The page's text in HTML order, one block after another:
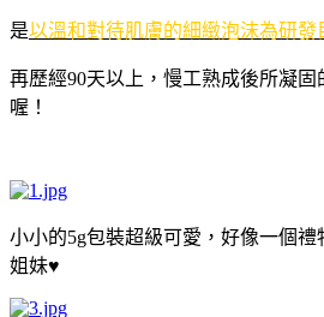
是以溫和對待肌膚的細緻泡沫為研發
再歷經90天以上，慢工熟成後所凝固
喔！
小小的5g包裝超級可愛，好像一個
姐妹♥